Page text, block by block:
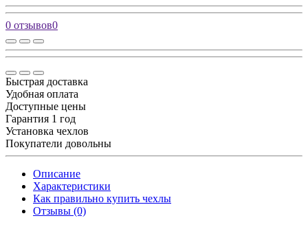
0 отзывов0
Быстрая доставка
Удобная оплата
Доступные цены
Гарантия 1 год
Установка чехлов
Покупатели довольны
Описание
Характеристики
Как правильно купить чехлы
Отзывы (0)